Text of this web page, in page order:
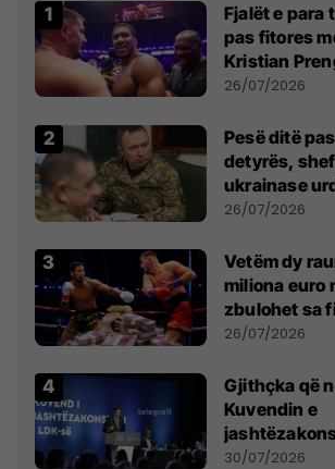
Fjalët e para
pas fitores
Kristian
26/07/2026
Pesë ditë
detyrës,
ukrainase
kontroll të
26/07/2026
Vetëm dy
miliona euro
zbulohet sa
e Prenga
26/07/2026
Gjithçka që
Kuvendin e
së
30/07/2026